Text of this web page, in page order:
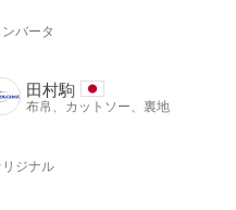
バータ
田村駒
布帛、カットソー、裏地
ジナル